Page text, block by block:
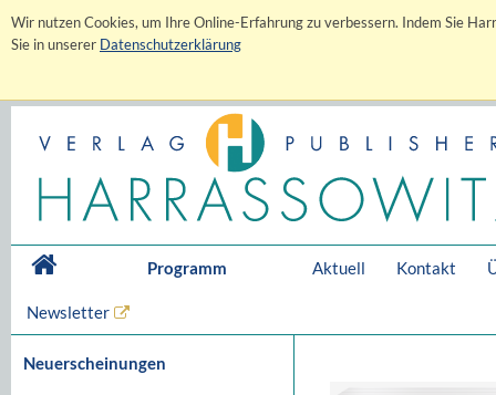
Wir nutzen Cookies, um Ihre Online-Erfahrung zu verbessern. Indem Sie
Sie in unserer Datenschutzerklärung
Programm Aktuell Kontakt
Newsletter
Neuerscheinungen